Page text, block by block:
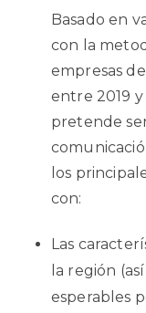
Basado en
con la
empresas
entre 2019
pretende
los
con:
Las
la región
esperables